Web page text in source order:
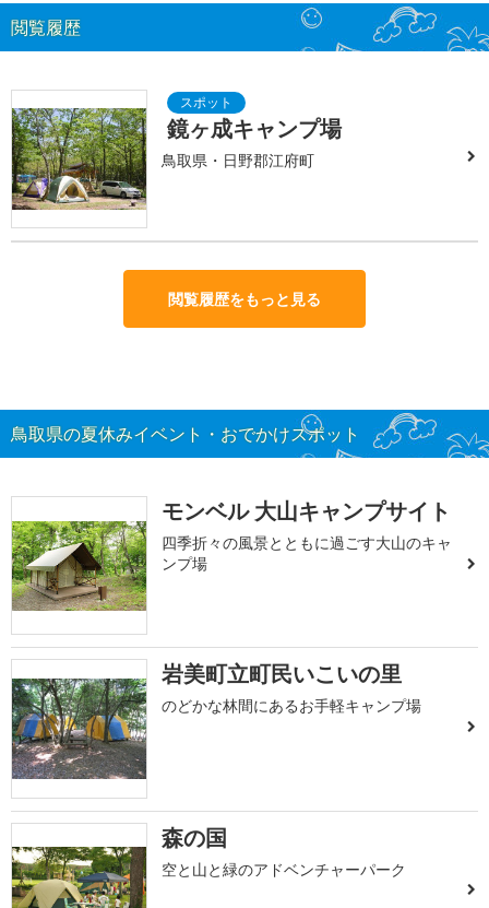
閲覧履歴
鏡ヶ成キャンプ場
鳥取県・日野郡江府町
閲覧履歴をもっと見る
鳥取県の夏休みイベント・おでかけスポット
モンベル 大山キャンプサイト
四季折々の風景とともに過ごす大山のキャ
ンプ場
岩美町立町民いこいの里
のどかな林間にあるお手軽キャンプ場
森の国
空と山と緑のアドベンチャーパーク